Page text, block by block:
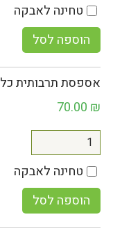
טחינה לאבקה
הוספה לסל
אספסת תרבותית כל
70.00 ₪
טחינה לאבקה
הוספה לסל